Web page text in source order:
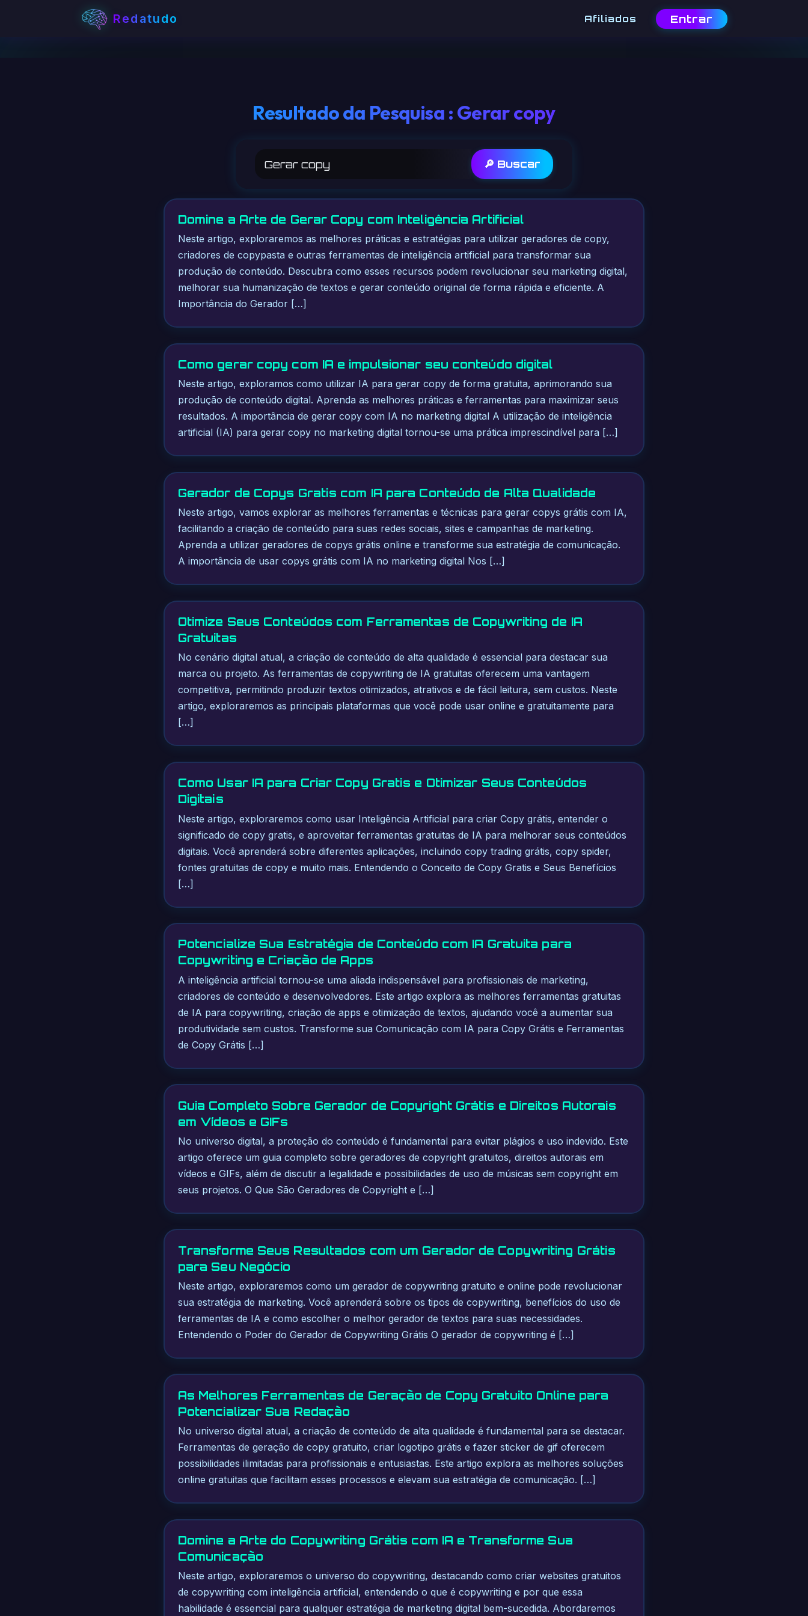
Redatudo Afiliados Entrar
Resultado da Pesquisa : Gerar copy
🔎 Buscar
Domine a Arte de Gerar Copy com Inteligência Artificial
Neste artigo, exploraremos as melhores práticas e estratégias para utilizar geradores de copy,
criadores de copypasta e outras ferramentas de inteligência artificial para transformar sua
produção de conteúdo. Descubra como esses recursos podem revolucionar seu marketing digital,
melhorar sua humanização de textos e gerar conteúdo original de forma rápida e eficiente. A
Importância do Gerador […]
Como gerar copy com IA e impulsionar seu conteúdo digital
Neste artigo, exploramos como utilizar IA para gerar copy de forma gratuita, aprimorando sua
produção de conteúdo digital. Aprenda as melhores práticas e ferramentas para maximizar seus
resultados. A importância de gerar copy com IA no marketing digital A utilização de inteligência
artificial (IA) para gerar copy no marketing digital tornou-se uma prática imprescindível para […]
Gerador de Copys Gratis com IA para Conteúdo de Alta Qualidade
Neste artigo, vamos explorar as melhores ferramentas e técnicas para gerar copys grátis com IA,
facilitando a criação de conteúdo para suas redes sociais, sites e campanhas de marketing.
Aprenda a utilizar geradores de copys grátis online e transforme sua estratégia de comunicação.
A importância de usar copys grátis com IA no marketing digital Nos […]
Otimize Seus Conteúdos com Ferramentas de Copywriting de IA
Gratuitas
No cenário digital atual, a criação de conteúdo de alta qualidade é essencial para destacar sua
marca ou projeto. As ferramentas de copywriting de IA gratuitas oferecem uma vantagem
competitiva, permitindo produzir textos otimizados, atrativos e de fácil leitura, sem custos. Neste
artigo, exploraremos as principais plataformas que você pode usar online e gratuitamente para
[…]
Como Usar IA para Criar Copy Gratis e Otimizar Seus Conteúdos
Digitais
Neste artigo, exploraremos como usar Inteligência Artificial para criar Copy grátis, entender o
significado de copy gratis, e aproveitar ferramentas gratuitas de IA para melhorar seus conteúdos
digitais. Você aprenderá sobre diferentes aplicações, incluindo copy trading grátis, copy spider,
fontes gratuitas de copy e muito mais. Entendendo o Conceito de Copy Gratis e Seus Benefícios
[…]
Potencialize Sua Estratégia de Conteúdo com IA Gratuita para
Copywriting e Criação de Apps
A inteligência artificial tornou-se uma aliada indispensável para profissionais de marketing,
criadores de conteúdo e desenvolvedores. Este artigo explora as melhores ferramentas gratuitas
de IA para copywriting, criação de apps e otimização de textos, ajudando você a aumentar sua
produtividade sem custos. Transforme sua Comunicação com IA para Copy Grátis e Ferramentas
de Copy Grátis […]
Guia Completo Sobre Gerador de Copyright Grátis e Direitos Autorais
em Vídeos e GIFs
No universo digital, a proteção do conteúdo é fundamental para evitar plágios e uso indevido. Este
artigo oferece um guia completo sobre geradores de copyright gratuitos, direitos autorais em
vídeos e GIFs, além de discutir a legalidade e possibilidades de uso de músicas sem copyright em
seus projetos. O Que São Geradores de Copyright e […]
Transforme Seus Resultados com um Gerador de Copywriting Grátis
para Seu Negócio
Neste artigo, exploraremos como um gerador de copywriting gratuito e online pode revolucionar
sua estratégia de marketing. Você aprenderá sobre os tipos de copywriting, benefícios do uso de
ferramentas de IA e como escolher o melhor gerador de textos para suas necessidades.
Entendendo o Poder do Gerador de Copywriting Grátis O gerador de copywriting é […]
As Melhores Ferramentas de Geração de Copy Gratuito Online para
Potencializar Sua Redação
No universo digital atual, a criação de conteúdo de alta qualidade é fundamental para se destacar.
Ferramentas de geração de copy gratuito, criar logotipo grátis e fazer sticker de gif oferecem
possibilidades ilimitadas para profissionais e entusiastas. Este artigo explora as melhores soluções
online gratuitas que facilitam esses processos e elevam sua estratégia de comunicação. […]
Domine a Arte do Copywriting Grátis com IA e Transforme Sua
Comunicação
Neste artigo, exploraremos o universo do copywriting, destacando como criar websites gratuitos
de copywriting com inteligência artificial, entendendo o que é copywriting e por que essa
habilidade é essencial para qualquer estratégia de marketing digital bem-sucedida. Abordaremos